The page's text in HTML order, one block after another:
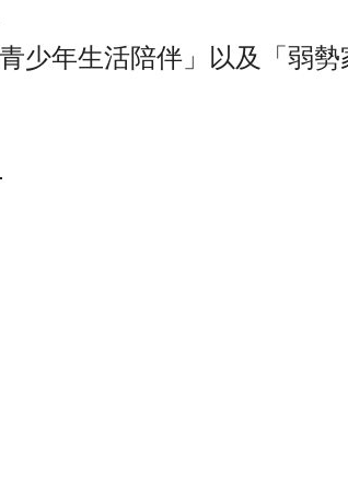
少年生活陪伴」以及「弱勢